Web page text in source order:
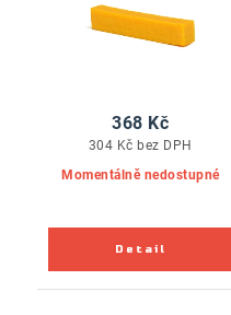
Momentálně nedostupné
304 Kč bez DPH
368 Kč